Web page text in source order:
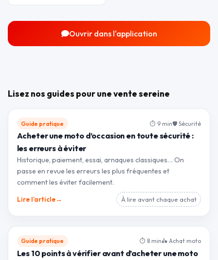
Ouvrir dans l'application
Lisez nos guides pour une vente sereine
Guide pratique ⏱ 9 min🛡 Sécurité
Acheter une moto d’occasion en toute sécurité :
les erreurs à éviter
Historique, paiement, essai, arnaques classiques… On
passe en revue les erreurs les plus fréquentes et
comment les éviter facilement.
Lire l’article→ À lire avant chaque achat
Guide pratique ⏱ 8 min🛵 Achat moto
Les 10 points à vérifier avant d’acheter une moto